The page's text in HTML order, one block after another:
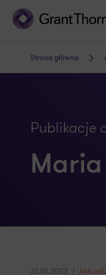
Strona główna
Publikacje
31.01.2023